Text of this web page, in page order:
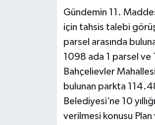
Gündemin 11.
için tahsis talebi
parsel arasında
1098 ada 1 parsel
Bahçelievler
bulunan parkta
Belediyesi’ne 10
verilmesi konusu